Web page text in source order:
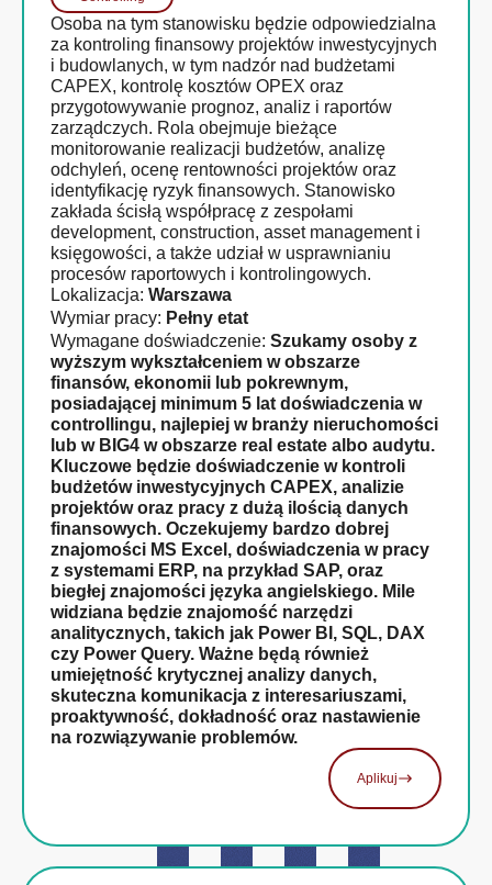
Osoba na tym stanowisku będzie odpowiedzialna
za kontroling finansowy projektów inwestycyjnych
i budowlanych, w tym nadzór nad budżetami
CAPEX, kontrolę kosztów OPEX oraz
przygotowywanie prognoz, analiz i raportów
zarządczych. Rola obejmuje bieżące
monitorowanie realizacji budżetów, analizę
odchyleń, ocenę rentowności projektów oraz
identyfikację ryzyk finansowych. Stanowisko
zakłada ścisłą współpracę z zespołami
development, construction, asset management i
księgowości, a także udział w usprawnianiu
procesów raportowych i kontrolingowych.
Lokalizacja: Warszawa
Wymiar pracy: Pełny etat
Wymagane doświadczenie: Szukamy osoby z
wyższym wykształceniem w obszarze
finansów, ekonomii lub pokrewnym,
posiadającej minimum 5 lat doświadczenia w
controllingu, najlepiej w branży nieruchomości
lub w BIG4 w obszarze real estate albo audytu.
Kluczowe będzie doświadczenie w kontroli
budżetów inwestycyjnych CAPEX, analizie
projektów oraz pracy z dużą ilością danych
finansowych. Oczekujemy bardzo dobrej
znajomości MS Excel, doświadczenia w pracy
z systemami ERP, na przykład SAP, oraz
biegłej znajomości języka angielskiego. Mile
widziana będzie znajomość narzędzi
analitycznych, takich jak Power BI, SQL, DAX
czy Power Query. Ważne będą również
umiejętność krytycznej analizy danych,
skuteczna komunikacja z interesariuszami,
proaktywność, dokładność oraz nastawienie
na rozwiązywanie problemów.
Aplikuj